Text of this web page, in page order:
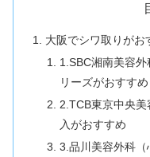
大阪でシワ取りがお
1.SBC湘南美容
リーズがおすすめ
2.TCB東京中央
入がおすすめ
3.品川美容外科